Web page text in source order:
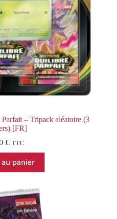
– Tripack aléatoire (3
[FR]
€ TTC
panier